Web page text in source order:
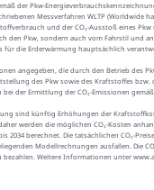
der Pkw-
Messverfahren WLTP (Worldwide
und der CO₂-Ausstoß eines
den Pkw, sondern auch vom Fahrstil und
für die Erderwärmung hauptsächlich
angegeben, die durch den Betrieb des
des Pkw sowie des Kraftstoffes bzw.
bei der Ermittlung der CO₂-Emissionen
sind künftig Erhöhungen der
werden die möglichen CO₂-Kosten
2034 berechnet. Die tatsächlichen CO₂-
Modellrechnungen ausfallen. Die
bezahlen. Weitere Informationen unter